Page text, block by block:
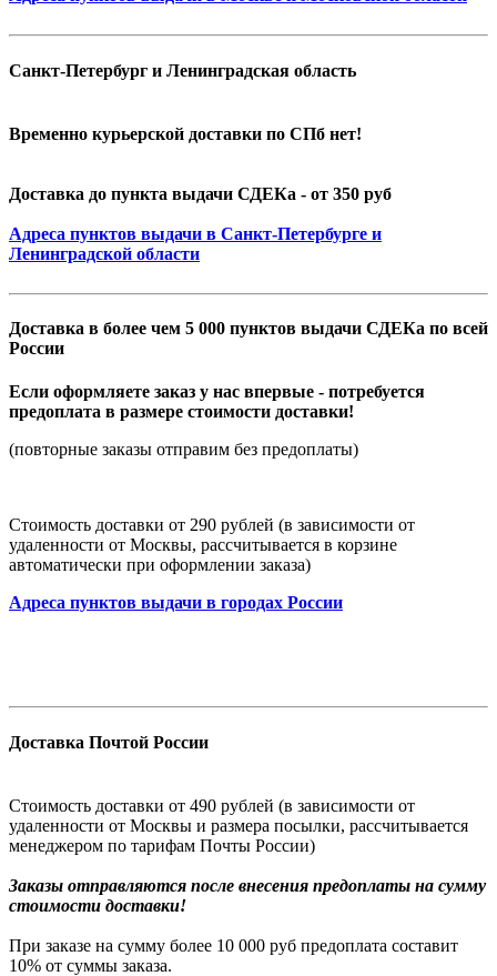
Санкт-Петербург и Ленинградская область
Временно курьерской доставки по СПб нет!
Доставка до пункта выдачи СДЕКа - от 350 руб
Адреса пунктов выдачи в Санкт-Петербурге и
Ленинградской области
Доставка в более чем 5 000 пунктов выдачи СДЕКа по всей
России
Если оформляете заказ у нас впервые - потребуется
предоплата в размере стоимости доставки!
(повторные заказы отправим без предоплаты)
Стоимость доставки от 290 рублей (в зависимости от
удаленности от Москвы, рассчитывается в корзине
автоматически при оформлении заказа)
Адреса пунктов выдачи в городах России
Доставка Почтой России
Стоимость доставки от 490 рублей (в зависимости от
удаленности от Москвы и размера посылки, рассчитывается
менеджером по тарифам Почты России)
Заказы отправляются после внесения предоплаты на сумму
стоимости доставки!
При заказе на сумму более 10 000 руб предоплата составит
10% от суммы заказа.